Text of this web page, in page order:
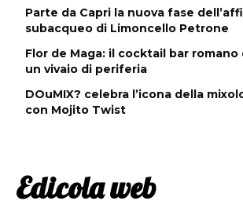
Parte da Capri la nuova fase
subacqueo di Limoncello Petrone
Flor de Maga: il cocktail bar romano
un vivaio di periferia
DOuMIX? celebra l’icona della
con Mojito Twist
Edicola web